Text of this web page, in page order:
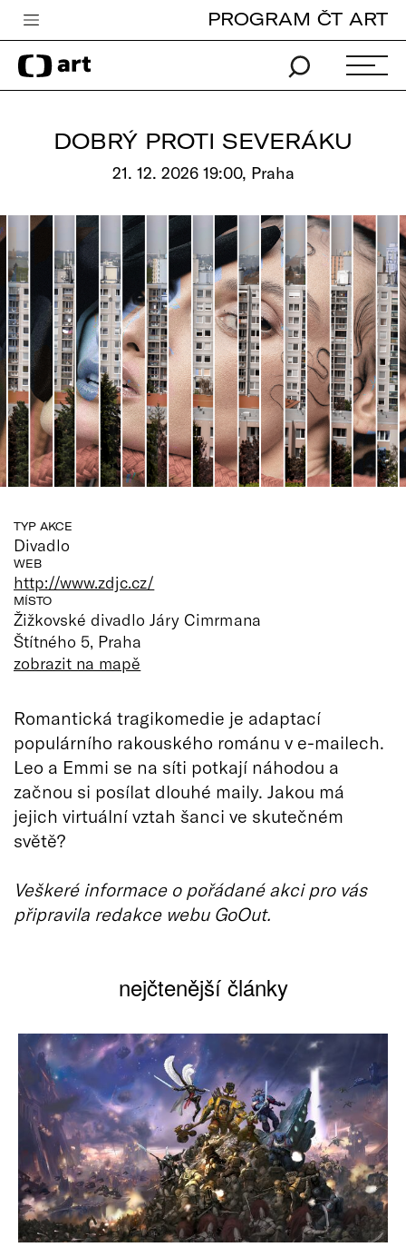
Česká televize
Zpravodajství
Pro děti
edu
Vše o ČT
PROGRAM ČT ART
DOBRÝ PROTI SEVERÁKU
21. 12. 2026 19:00, Praha
TYP AKCE
Divadlo
WEB
http://www.zdjc.cz/
MÍSTO
Žižkovské divadlo Járy Cimrmana
Štítného 5, Praha
zobrazit na mapě
Romantická tragikomedie je adaptací
populárního rakouského románu v e-mailech.
Leo a Emmi se na síti potkají náhodou a
začnou si posílat dlouhé maily. Jakou má
jejich virtuální vztah šanci ve skutečném
světě?
Veškeré informace o pořádané akci pro vás
připravila redakce webu GoOut.
nejčtenější články